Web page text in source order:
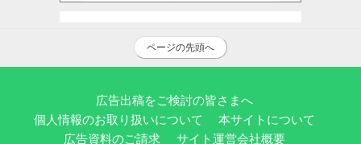
ページの先頭へ
広告出稿をご検討の皆さまへ
個人情報のお取り扱いについて
本サイトについて
広告資料のご請求
サイト運営会社概要